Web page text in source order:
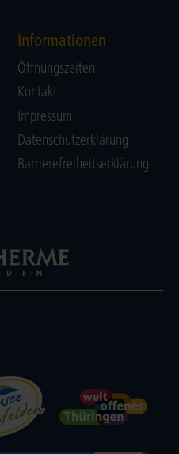
Informationen
Öffnungszeiten
Kontakt
Impressum
Datenschutzerklärung
Barrierefreiheitserklärung